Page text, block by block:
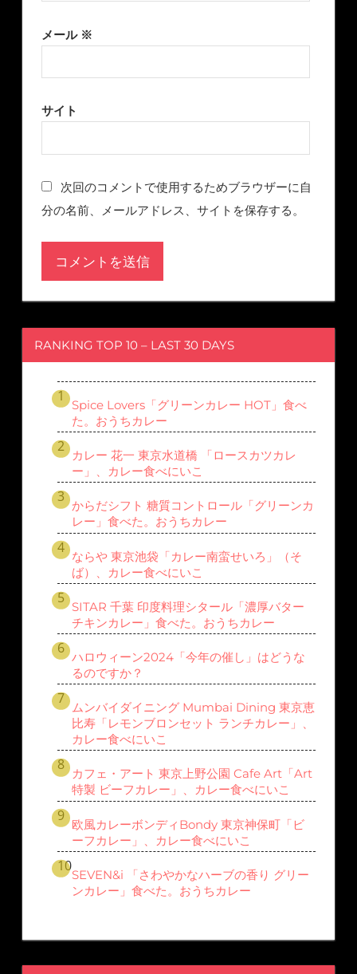
メール ※
サイト
次回のコメントで使用するためブラウザーに自
分の名前、メールアドレス、サイトを保存する。
RANKING TOP 10 – LAST 30 DAYS
Spice Lovers「グリーンカレー HOT」食べ
た。おうちカレー
カレー 花一 東京水道橋 「ロースカツカレ
ー」、カレー食べにいこ
からだシフト 糖質コントロール「グリーンカ
レー」食べた。おうちカレー
ならや 東京池袋「カレー南蛮せいろ」（そ
ば）、カレー食べにいこ
SITAR 千葉 印度料理シタール「濃厚バター
チキンカレー」食べた。おうちカレー
ハロウィーン2024「今年の催し」はどうな
るのですか？
ムンバイダイニング Mumbai Dining 東京恵
比寿「レモンブロンセット ランチカレー」、
カレー食べにいこ
カフェ・アート 東京上野公園 Cafe Art「Art
特製 ビーフカレー」、カレー食べにいこ
欧風カレーボンディBondy 東京神保町「ビ
ーフカレー」、カレー食べにいこ
SEVEN&i 「さわやかなハーブの香り グリー
ンカレー」食べた。おうちカレー